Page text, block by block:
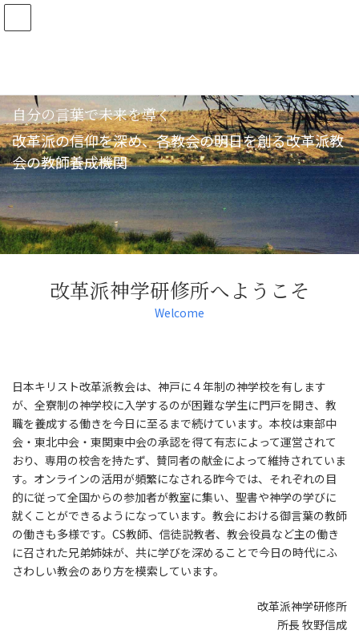
コ
キ
ッ
プ
ナ
に
移
動
自分の言葉で未来を導く
改革派の信仰を深め、各教会の明日を創る改革派教
会の教師養成機関
改革派神学研修所へようこそ
Welcome
日本キリスト改革派教会は、神戸に４年制の神学校を有します
が、全寮制の神学校に入学するのが困難な学生に門戸を開き、教
職を養成する働きを今日に至るまで続けています。本校は東部中
会・東北中会・東関東中会の承認を得て有志によって運営されて
おり、専用の校舎を持たず、賛同者の献金によって維持されていま
す。オンラインの活用が頻繁になされる昨今では、それぞれの目
的に従って全国からの参加者が教室に集い、聖書や神学の学びに
就くことができるようになっています。教会における御言葉の教師
の働きも多様です。CS教師、信徒説教者、教会役員など主の働き
に召された兄弟姉妹が、共に学びを深めることで今日の時代にふ
さわしい教会のあり方を模索しています。
改革派神学研修所
所長 牧野信成